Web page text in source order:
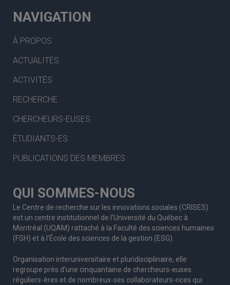
NAVIGATION
À PROPOS
ACTUALITÉS
ACTIVITÉS
RECHERCHE
CHERCHEURS-EUSES
ÉTUDIANTS-ES
PUBLICATIONS DES MEMBRES
QUI SOMMES-NOUS
Le Centre de recherche sur les innovations sociales (CRISES)
est un centre institutionnel de l’Université du Québec à
Montréal (UQAM) rattaché à la Faculté des sciences humaines
(FSH) et à l’École des sciences de la gestion (ESG).
Organisation interuniversitaire et pluridisciplinaire, elle
regroupe près d’une cinquantaine de chercheurs-euses
réguliers-ères et de nombreux-ses collaborateurs-rices qui